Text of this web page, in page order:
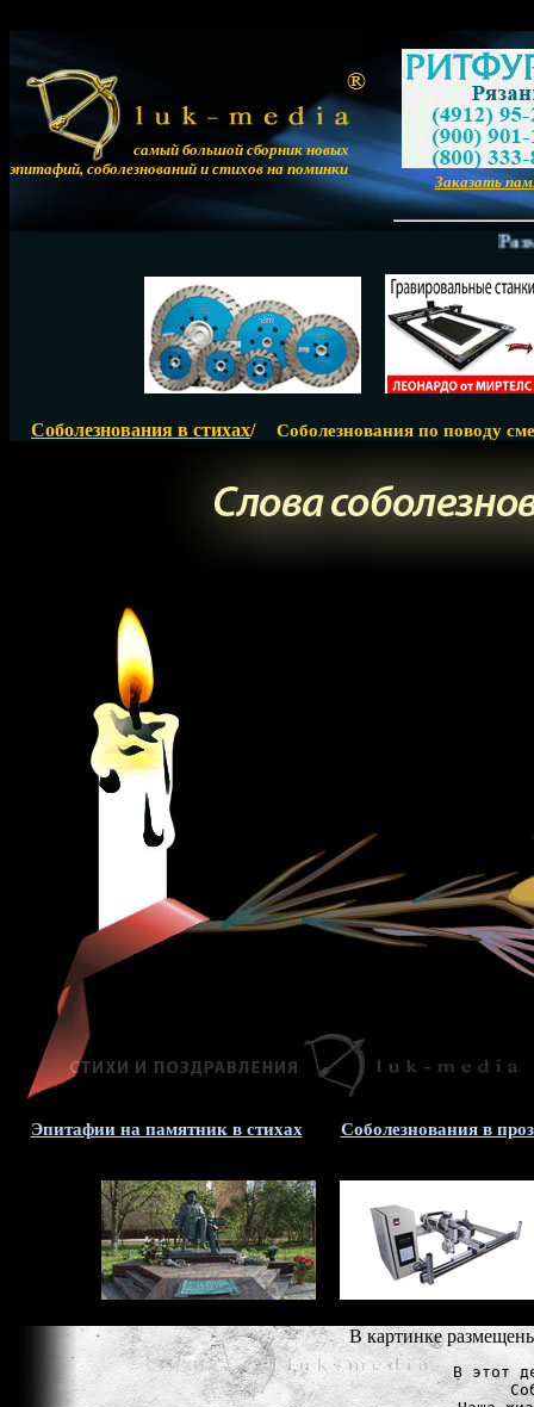
самый большой сборник новых
эпитафий, соболезнований и стихов на поминки
Заказать
Соболезнования в стихах/ Соболезнования по поводу
Эпитафии на памятник в стихах Соболезнования в
В картинке
В этот